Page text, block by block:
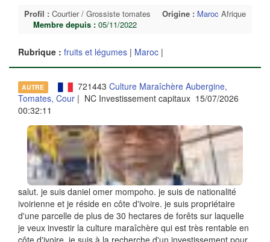
Profil : Courtier / Grossiste tomates Origine : Maroc Afrique
Membre depuis : 05/11/2022
Rubrique : fruits et légumes | Maroc |
AUTRE 721443 Culture Maraîchère Aubergine,
Tomates, Cour | NC Investissement capitaux 15/07/2026
00:32:11
salut. je suis daniel omer mompoho. je suis de nationalité
ivoirienne et je réside en côte d'ivoire. je suis propriétaire
d'une parcelle de plus de 30 hectares de forêts sur laquelle
je veux investir la culture maraîchère qui est très rentable en